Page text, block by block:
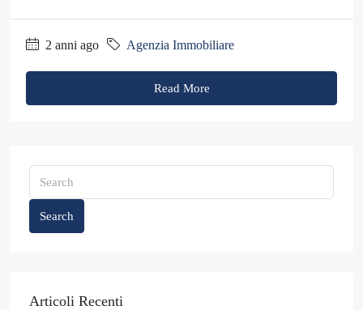
2 anni ago Agenzia Immobiliare
Read More
Search
Articoli Recenti